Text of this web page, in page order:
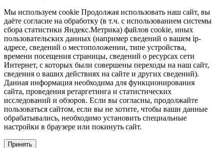
Мы используем cookie Продолжая использовать наш cайт, вы
даёте согласие на обработку (в т.ч. с использованием системы
сбора статистики Яндекс.Метрика) файлов cookie, иных
пользовательских данных (например сведений о вашем ip-
адресе, сведений о местоположении, типе устройства,
времени посещения страницы, сведений о ресурсах сети
Интернет, с которых были совершены переходы на наш сайт,
сведения о ваших действиях на сайте и других сведений).
Данная информация необходима для функционирования
сайта, проведения ретаргетинга и статистических
исследований и обзоров. Если вы согласны, продолжайте
пользоваться сайтом, если вы не хотите, чтобы ваши данные
обрабатывались, необходимо установить специальные
настройки в браузере или покинуть сайт.
Принять